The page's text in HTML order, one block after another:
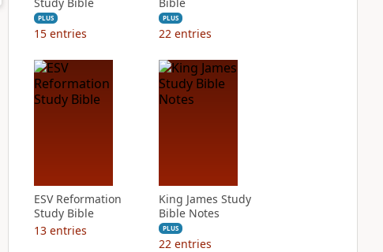
PLUS
15 entries
PLUS
22 entries
ESV Reformation
Study Bible
13 entries
King James Study
Bible Notes
PLUS
22 entries